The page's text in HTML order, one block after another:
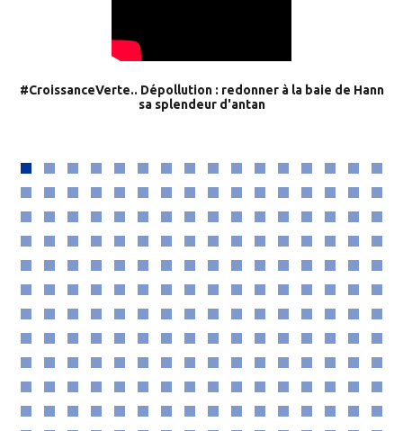
#CroissanceVerte.. Dépollution : redonner à la baie de Hann
sa splendeur d'antan